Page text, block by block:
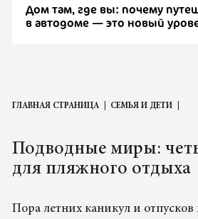
Дом там, где вы: почему
в автодоме — это новый
ГЛАВНАЯ СТРАНИЦА СЕМЬЯ И ДЕТИ
Подводные миры:
для пляжного отдыха
Пора летних каникул и отпусков